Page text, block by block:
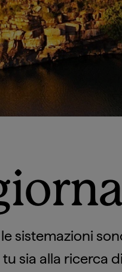
sistemazioni
sia alla ricerca